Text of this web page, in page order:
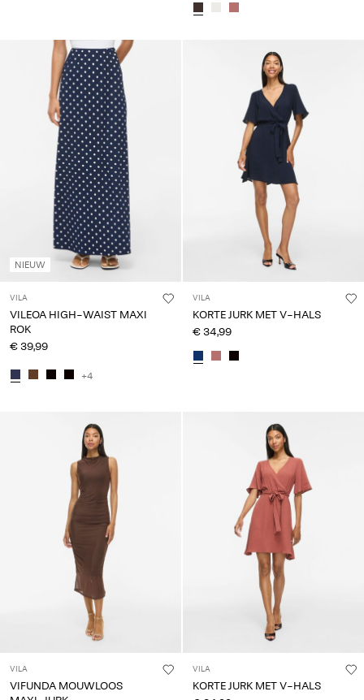
NIEUW
VILA
VILEOA HIGH-WAIST MAXI
ROK
€ 39,99
+4
VILA
KORTE JURK MET V-HALS
€ 34,99
VILA
VIFUNDA MOUWLOOS
VILA
KORTE JURK MET V-HALS